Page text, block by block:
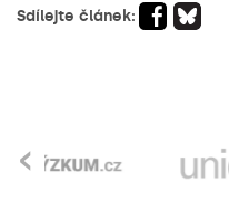
Sdílejte článek:
‹